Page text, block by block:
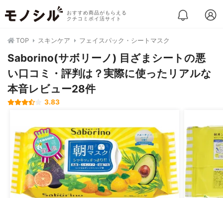
おすすめ商品がもらえる
クチコミポイ活サイト
TOP スキンケア フェイスパック・シートマスク
Saborino(サボリーノ) 目ざまシートの悪
い口コミ・評判は？実際に使ったリアルな
本音レビュー28件
3.83